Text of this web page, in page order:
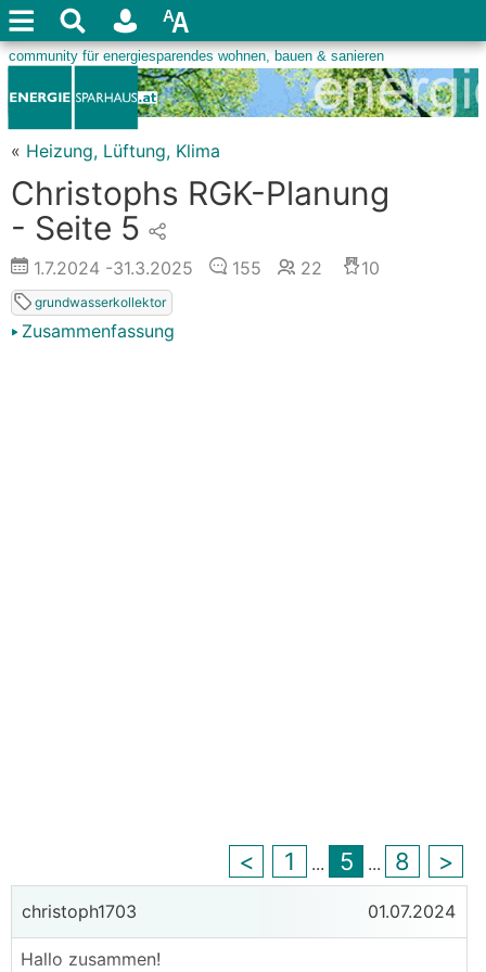
« Heizung, Lüftung, Klima
Christophs RGK-Planung
- Seite 5
1.7.2024 -31.3.2025 155 22 10
grundwasserkollektor
Zusammenfassung
< 1 ... 5 ... 8 >
christoph1703 01.07.2024
Hallo zusammen!